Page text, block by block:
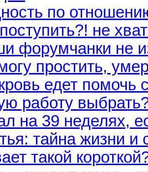
по
не
форумчанки не
простить,
едет помочь
работу
на 39 неделях,
тайна жизни и
такой